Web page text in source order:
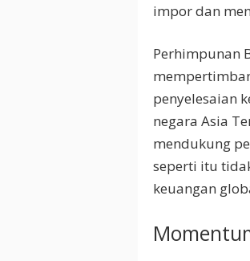
impor dan
Perhimpunan
penyelesaian
negara Asia
mendukung
seperti itu
keuangan